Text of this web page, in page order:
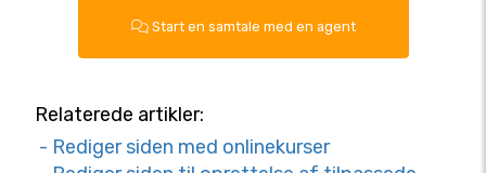
Start en samtale med en agent
Relaterede artikler:
- Rediger siden med onlinekurser